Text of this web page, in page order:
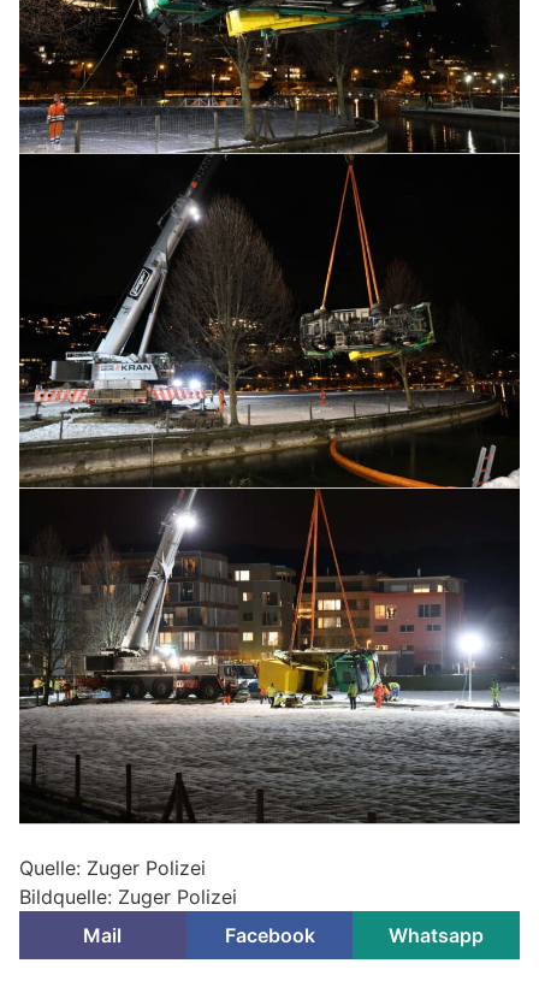
Quelle: Zuger Polizei
Bildquelle: Zuger Polizei
Mail
Facebook Whatsapp